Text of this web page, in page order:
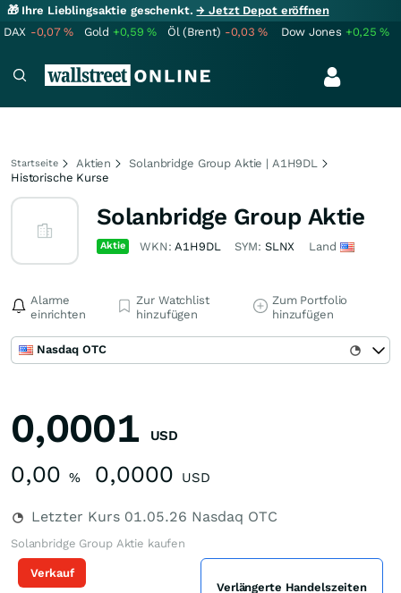
🎁 Ihre Lieblingsaktie geschenkt.→ Jetzt Depot eröffnen
DAX -0,07% Gold +0,59% Öl (Brent) -0,03% Dow Jones +0,25%
Startseite Aktien
Solanbridge Group Aktie | A1H9DL
Historische Kurse
Solanbridge Group Aktie
Aktie WKN:A1H9DL SYM: SLNX Land
Alarme
einrichten
Zur Watchlist
hinzufügen
Zum Portfolio
hinzufügen
Nasdaq OTC
0,0001 USD
0,00 % 0,0000 USD
Letzter Kurs 01.05.26 Nasdaq OTC
Solanbridge Group Aktie kaufen
Verkauf
Verlängerte Handelszeiten